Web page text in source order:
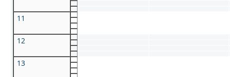
11
12
13